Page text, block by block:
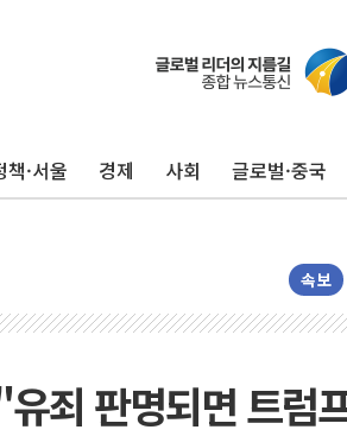
책·서울 경제 사회 글로벌·중국
속보
죄 판명되면 트럼